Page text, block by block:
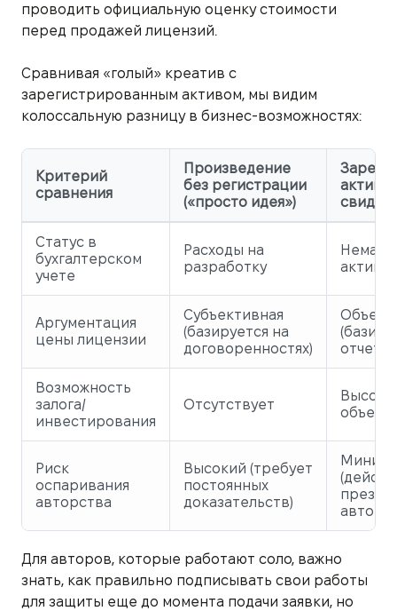
проводить официальную оценку стоимости
перед продажей лицензий.
Сравнивая «голый» креатив с
зарегистрированным активом, мы видим
колоссальную разницу в бизнес-возможностях:
Критерий
сравнения
Произведение
без регистрации
(«просто идея»)
актив
Статус в
бухгалтерском
учете
Расходы на
разработку
актив
Аргументация
цены лицензии
Субъективная
(базируется на
договоренностях)
отчете
Возможность
залога/
инвестирования
Отсутствует
объект
Риск
оспаривания
авторства
Высокий (требует
постоянных
доказательств)
Для авторов, которые работают соло, важно
знать, как правильно подписывать свои работы
для защиты еще до момента подачи заявки, но